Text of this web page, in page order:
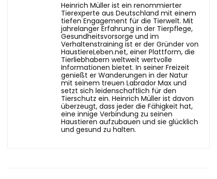
Heinrich Müller ist ein renommierter
Tierexperte aus Deutschland mit einem
tiefen Engagement für die Tierwelt. Mit
jahrelanger Erfahrung in der Tierpflege,
Gesundheitsvorsorge und im
Verhaltenstraining ist er der Gründer von
HaustiereLeben.net, einer Plattform, die
Tierliebhabern weltweit wertvolle
Informationen bietet. In seiner Freizeit
genießt er Wanderungen in der Natur
mit seinem treuen Labrador Max und
setzt sich leidenschaftlich für den
Tierschutz ein. Heinrich Müller ist davon
überzeugt, dass jeder die Fähigkeit hat,
eine innige Verbindung zu seinen
Haustieren aufzubauen und sie glücklich
und gesund zu halten.